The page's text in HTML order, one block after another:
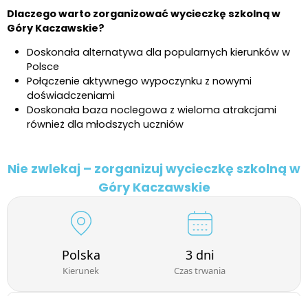
Dlaczego warto zorganizować wycieczkę szkolną w
Góry Kaczawskie?
Doskonała alternatywa dla popularnych kierunków w
Polsce
Połączenie aktywnego wypoczynku z nowymi
doświadczeniami
Doskonała baza noclegowa z wieloma atrakcjami
również dla młodszych uczniów
Nie zwlekaj – zorganizuj wycieczkę szkolną w
Góry Kaczawskie
Polska
Kierunek
3 dni
Czas trwania